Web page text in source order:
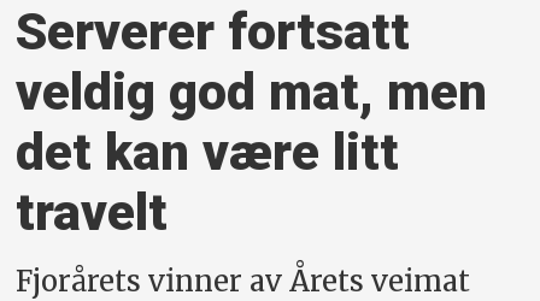
Serverer fortsatt
veldig god mat, men
det kan være litt
travelt
Fjorårets vinner av Årets veimat